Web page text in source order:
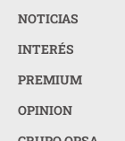
NOTICIAS
INTERÉS
PREMIUM
OPINION